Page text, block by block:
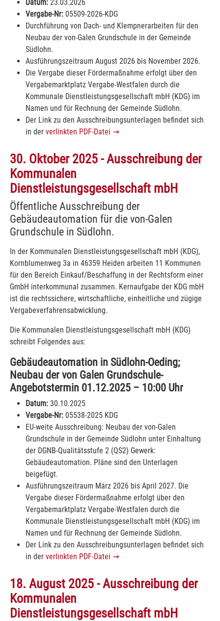
Datum: 23.03.2026
Vergabe-Nr: 05509-2026-KDG
Durchführung von Dach- und Klempnerarbeiten für den
Neubau der von-Galen Grundschule in der Gemeinde
Südlohn.
Ausführungszeitraum August 2026 bis November 2026.
Die Vergabe dieser Fördermaßnahme erfolgt über den
Vergabemarktplatz Vergabe-Westfalen durch die
Kommunale Dienstleistungsgesellschaft mbH (KDG) im
Namen und für Rechnung der Gemeinde Südlohn.
Der Link zu den Ausschreibungsunterlagen befindet sich
in der verlinkten PDF-Datei
30. Oktober 2025 - Ausschreibung der
Kommunalen
Dienstleistungsgesellschaft mbH
Öffentliche Ausschreibung der
Gebäudeautomation für die von-Galen
Grundschule in Südlohn.
In der Kommunalen Dienstleistungsgesellschaft mbH (KDG),
Kornblumenweg 3a in 46359 Heiden arbeiten 11 Kommunen
für den Bereich Einkauf/Beschaffung in der Rechtsform einer
GmbH interkommunal zusammen. Kernaufgabe der KDG mbH
ist die rechtssichere, wirtschaftliche, einheitliche und zügige
Vergabeverfahrensabwicklung.
Die Kommunalen Dienstleistungsgesellschaft mbH (KDG)
schreibt Folgendes aus:
Gebäudeautomation in Südlohn-Oeding;
Neubau der von Galen Grundschule-
Angebotstermin 01.12.2025 – 10:00 Uhr
Datum: 30.10.2025
Vergabe-Nr: 05538-2025 KDG
EU-weite Ausschreibung: Neubau der von-Galen
Grundschule in der Gemeinde Südlohn unter Einhaltung
der DGNB-Qualitätsstufe 2 (QS2) Gewerk:
Gebäudeautomation. Pläne sind den Unterlagen
beigefügt.
Ausführungszeitraum März 2026 bis April 2027. Die
Vergabe dieser Fördermaßnahme erfolgt über den
Vergabemarktplatz Vergabe-Westfalen durch die
Kommunale Dienstleistungsgesellschaft mbH (KDG) im
Namen und für Rechnung der Gemeinde Südlohn.
Der Link zu den Ausschreibungsunterlagen befindet sich
in der verlinkten PDF-Datei
18. August 2025 - Ausschreibung der
Kommunalen
Dienstleistungsgesellschaft mbH